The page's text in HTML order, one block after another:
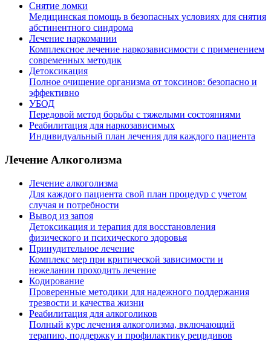
Снятие ломки
Медицинская помощь в безопасных условиях для снятия
абстинентного синдрома
Лечение наркомании
Комплексное лечение наркозависимости с применением
современных методик
Детоксикация
Полное очищение организма от токсинов: безопасно и
эффективно
УБОД
Передовой метод борьбы с тяжелыми состояниями
Реабилитация для наркозависимых
Индивидуальный план лечения для каждого пациента
Лечение Алкоголизма
Лечение алкоголизма
Для каждого пациента свой план процедур с учетом
случая и потребности
Вывод из запоя
Детоксикация и терапия для восстановления
физического и психического здоровья
Принудительное лечение
Комплекс мер при критической зависимости и
нежелании проходить лечение
Кодирование
Проверенные методики для надежного поддержания
трезвости и качества жизни
Реабилитация для алкоголиков
Полный курс лечения алкоголизма, включающий
терапию, поддержку и профилактику рецидивов